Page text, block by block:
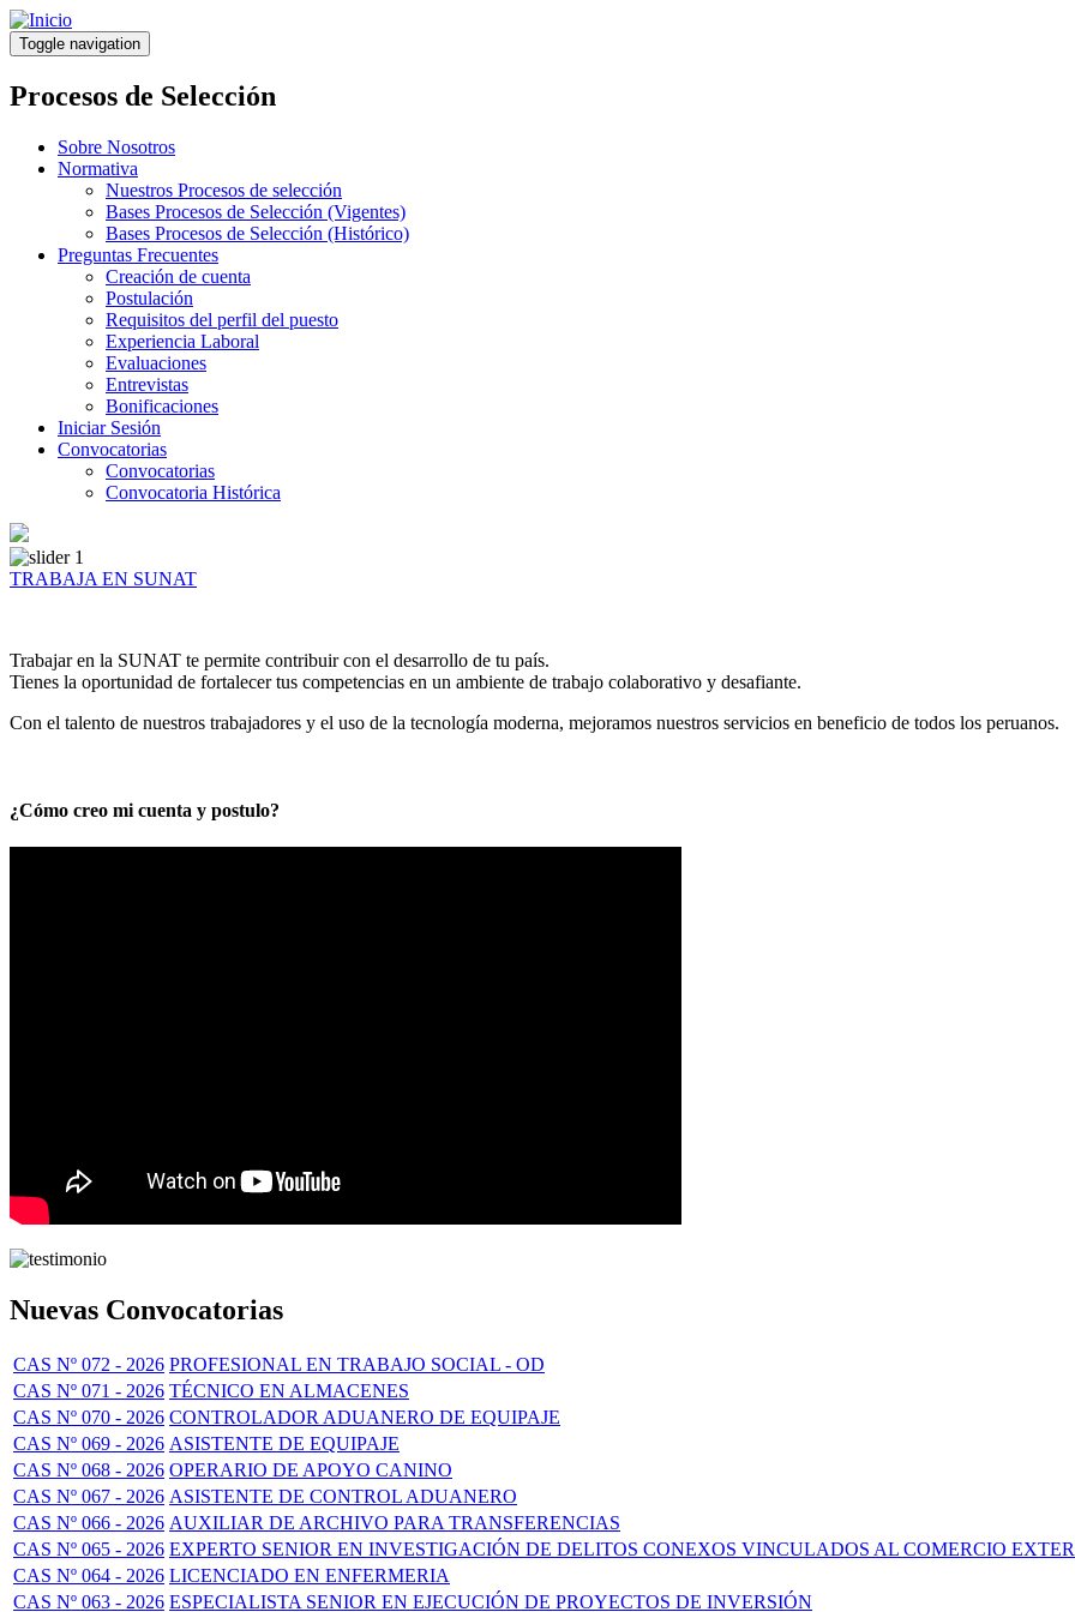
Pasar
al
contenido
principal
Toggle navigation
Procesos de Selección
Sobre Nosotros
Normativa
Nuestros Procesos de selección
Bases Procesos de Selección (Vigentes)
Bases Procesos de Selección (Histórico)
Preguntas Frecuentes
Creación de cuenta
Postulación
Requisitos del perfil del puesto
Experiencia Laboral
Evaluaciones
Entrevistas
Bonificaciones
Iniciar Sesión
Convocatorias
Convocatorias
Convocatoria Histórica
TRABAJA EN SUNAT
Trabajar en la SUNAT te permite contribuir con el desarrollo de tu país.
Tienes la oportunidad de fortalecer tus competencias en un ambiente de trabajo colaborativo y desafiante.
Con el talento de nuestros trabajadores y el uso de la tecnología moderna, mejoramos nuestros servicios en beneficio de todos los peruanos.
¿Cómo creo mi cuenta y postulo?
Nuevas Convocatorias
CAS Nº 072 - 2026 PROFESIONAL EN TRABAJO SOCIAL - OD
CAS Nº 071 - 2026 TÉCNICO EN ALMACENES
CAS Nº 070 - 2026 CONTROLADOR ADUANERO DE EQUIPAJE
CAS Nº 069 - 2026 ASISTENTE DE EQUIPAJE
CAS Nº 068 - 2026 OPERARIO DE APOYO CANINO
CAS Nº 067 - 2026 ASISTENTE DE CONTROL ADUANERO
CAS Nº 066 - 2026 AUXILIAR DE ARCHIVO PARA TRANSFERENCIAS
CAS Nº 065 - 2026 EXPERTO SENIOR EN INVESTIGACIÓN DE DELITOS CONEXOS VINCULADOS AL COMERCIO
CAS Nº 064 - 2026 LICENCIADO EN ENFERMERIA
CAS Nº 063 - 2026 ESPECIALISTA SENIOR EN EJECUCIÓN DE PROYECTOS DE INVERSIÓN